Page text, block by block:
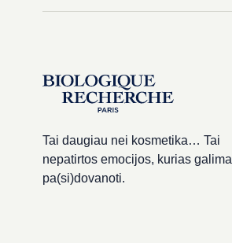
Tai daugiau nei kosmetika… Tai
nepatirtos emocijos, kurias galima
pa(si)dovanoti.